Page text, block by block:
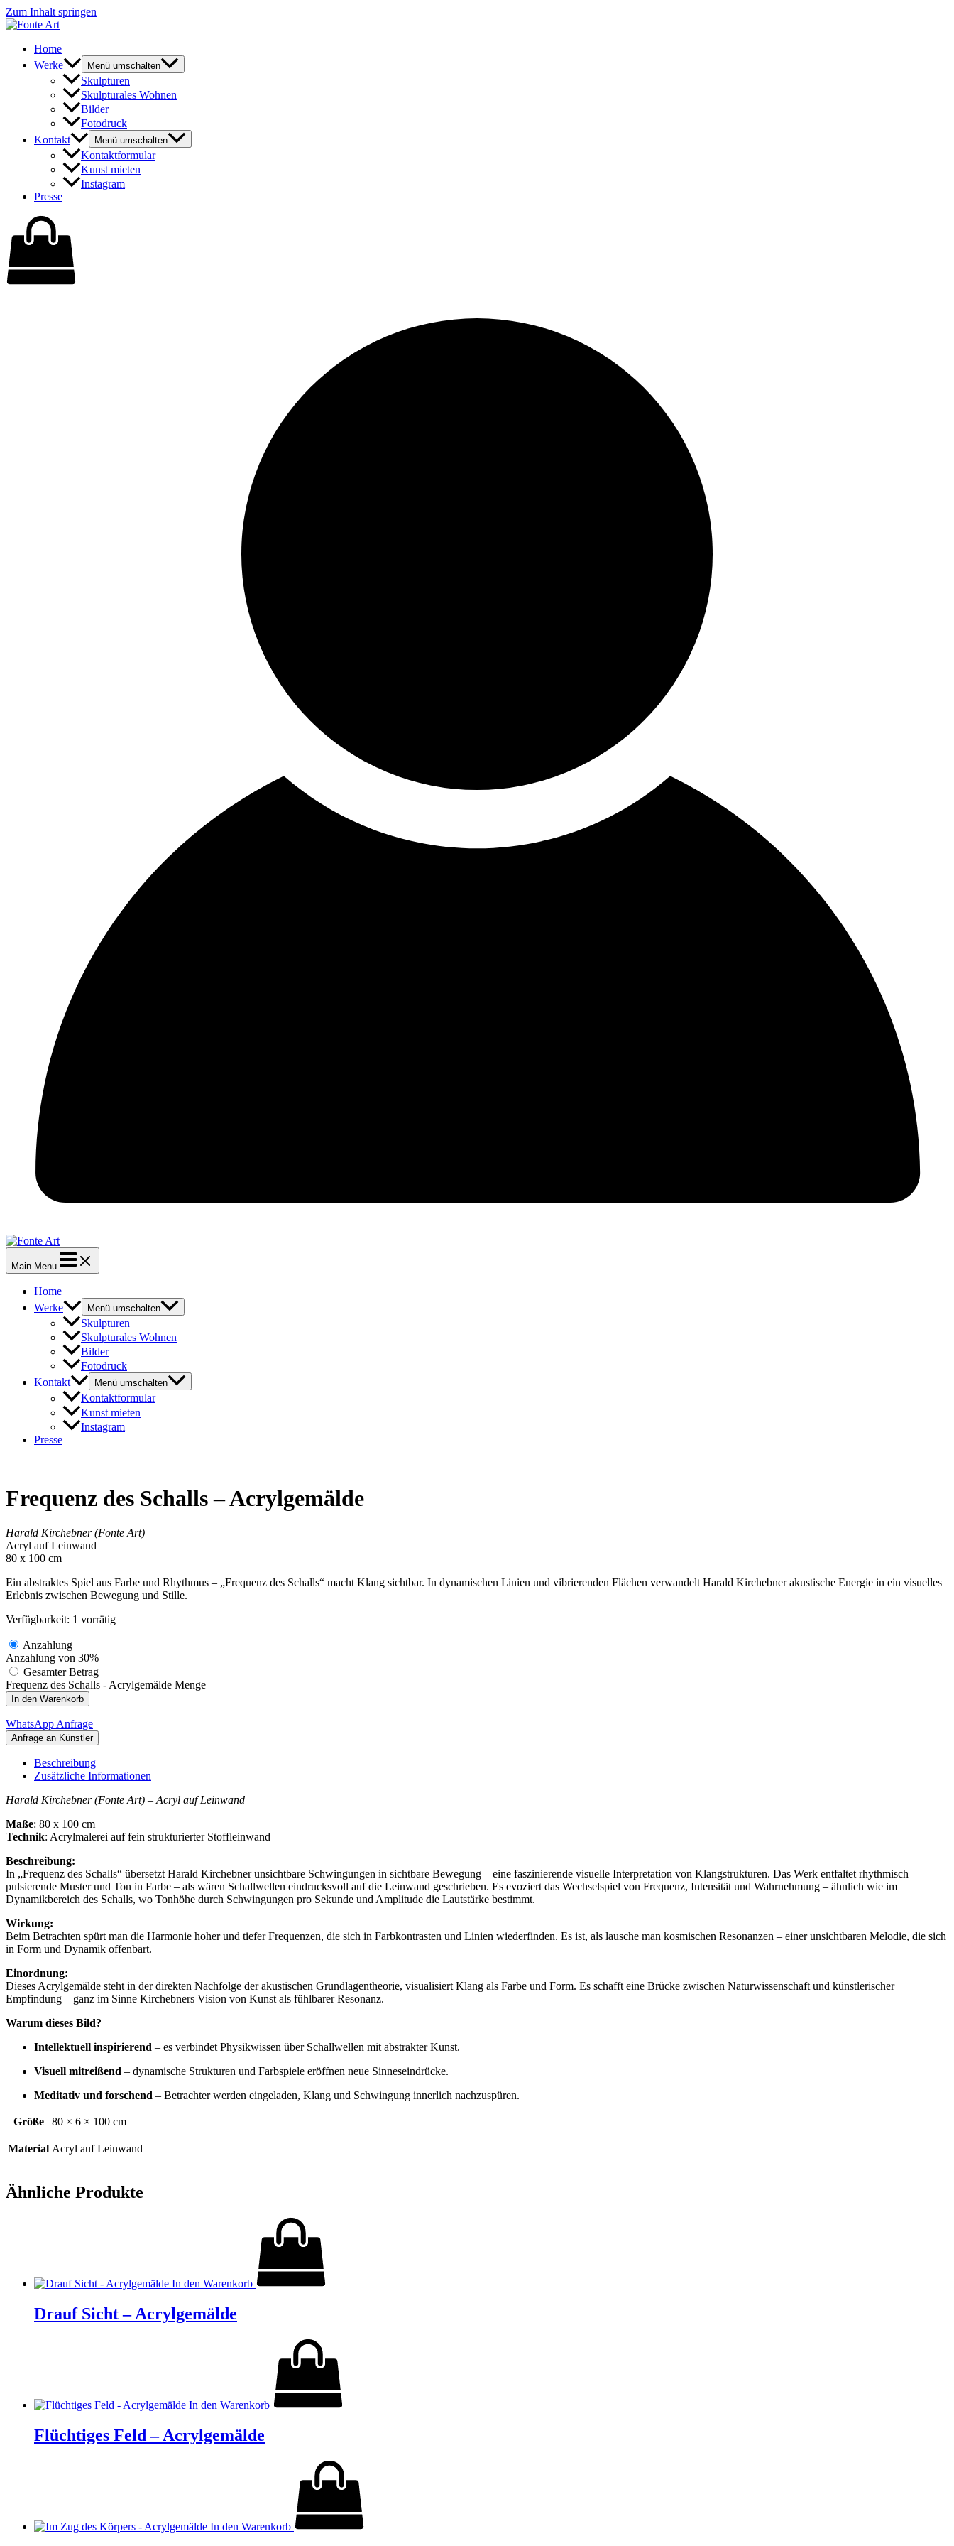
Zum Inhalt springen
Home
Werke
Menü umschalten
Skulpturen
Skulpturales Wohnen
Bilder
Fotodruck
Kontakt
Menü umschalten
Kontaktformular
Kunst mieten
Instagram
Presse
Main Menu
Home
Werke
Menü umschalten
Skulpturen
Skulpturales Wohnen
Bilder
Fotodruck
Kontakt
Menü umschalten
Kontaktformular
Kunst mieten
Instagram
Presse
Frequenz des Schalls – Acrylgemälde
Harald Kirchebner (Fonte Art)
Acryl auf Leinwand
80 x 100 cm
Ein abstraktes Spiel aus Farbe und Rhythmus – „Frequenz des Schalls“ macht Klang sichtbar. In dynamischen Linien und vibrierenden Flächen verwandelt Harald Kirchebner akustische Energie in ein visuelles
Erlebnis zwischen Bewegung und Stille.
Verfügbarkeit: 1 vorrätig
Anzahlung
Anzahlung von 30%
Gesamter Betrag
Frequenz des Schalls - Acrylgemälde Menge
In den Warenkorb
WhatsApp Anfrage
Beschreibung
Zusätzliche Informationen
Harald Kirchebner (Fonte Art) – Acryl auf Leinwand
Maße: 80 x 100 cm
Technik: Acrylmalerei auf fein strukturierter Stoffleinwand
Beschreibung:
In „Frequenz des Schalls“ übersetzt Harald Kirchebner unsichtbare Schwingungen in sichtbare Bewegung – eine faszinierende visuelle Interpretation von Klangstrukturen. Das Werk entfaltet rhythmisch
pulsierende Muster und Ton in Farbe – als wären Schallwellen eindrucksvoll auf die Leinwand geschrieben. Es evoziert das Wechselspiel von Frequenz, Intensität und Wahrnehmung – ähnlich wie im
Dynamikbereich des Schalls, wo Tonhöhe durch Schwingungen pro Sekunde und Amplitude die Lautstärke bestimmt.
Wirkung:
Beim Betrachten spürt man die Harmonie hoher und tiefer Frequenzen, die sich in Farbkontrasten und Linien wiederfinden. Es ist, als lausche man kosmischen Resonanzen – einer unsichtbaren Melodie, die sich
in Form und Dynamik offenbart.
Einordnung:
Dieses Acrylgemälde steht in der direkten Nachfolge der akustischen Grundlagentheorie, visualisiert Klang als Farbe und Form. Es schafft eine Brücke zwischen Naturwissenschaft und künstlerischer
Empfindung – ganz im Sinne Kirchebners Vision von Kunst als fühlbarer Resonanz.
Warum dieses Bild?
Intellektuell inspirierend – es verbindet Physikwissen über Schallwellen mit abstrakter Kunst.
Visuell mitreißend – dynamische Strukturen und Farbspiele eröffnen neue Sinneseindrücke.
Meditativ und forschend – Betrachter werden eingeladen, Klang und Schwingung innerlich nachzuspüren.
Größe 80 × 6 × 100 cm
Material Acryl auf Leinwand
Ähnliche Produkte
In den Warenkorb
Drauf Sicht – Acrylgemälde
In den Warenkorb
Flüchtiges Feld – Acrylgemälde
In den Warenkorb